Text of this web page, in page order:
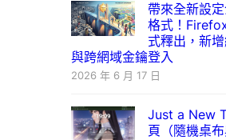
帶來全新設
格式！
式釋出，新
與跨網域金鑰登入
2026 年 6 月 17 日
Just a New
頁（隨機桌布